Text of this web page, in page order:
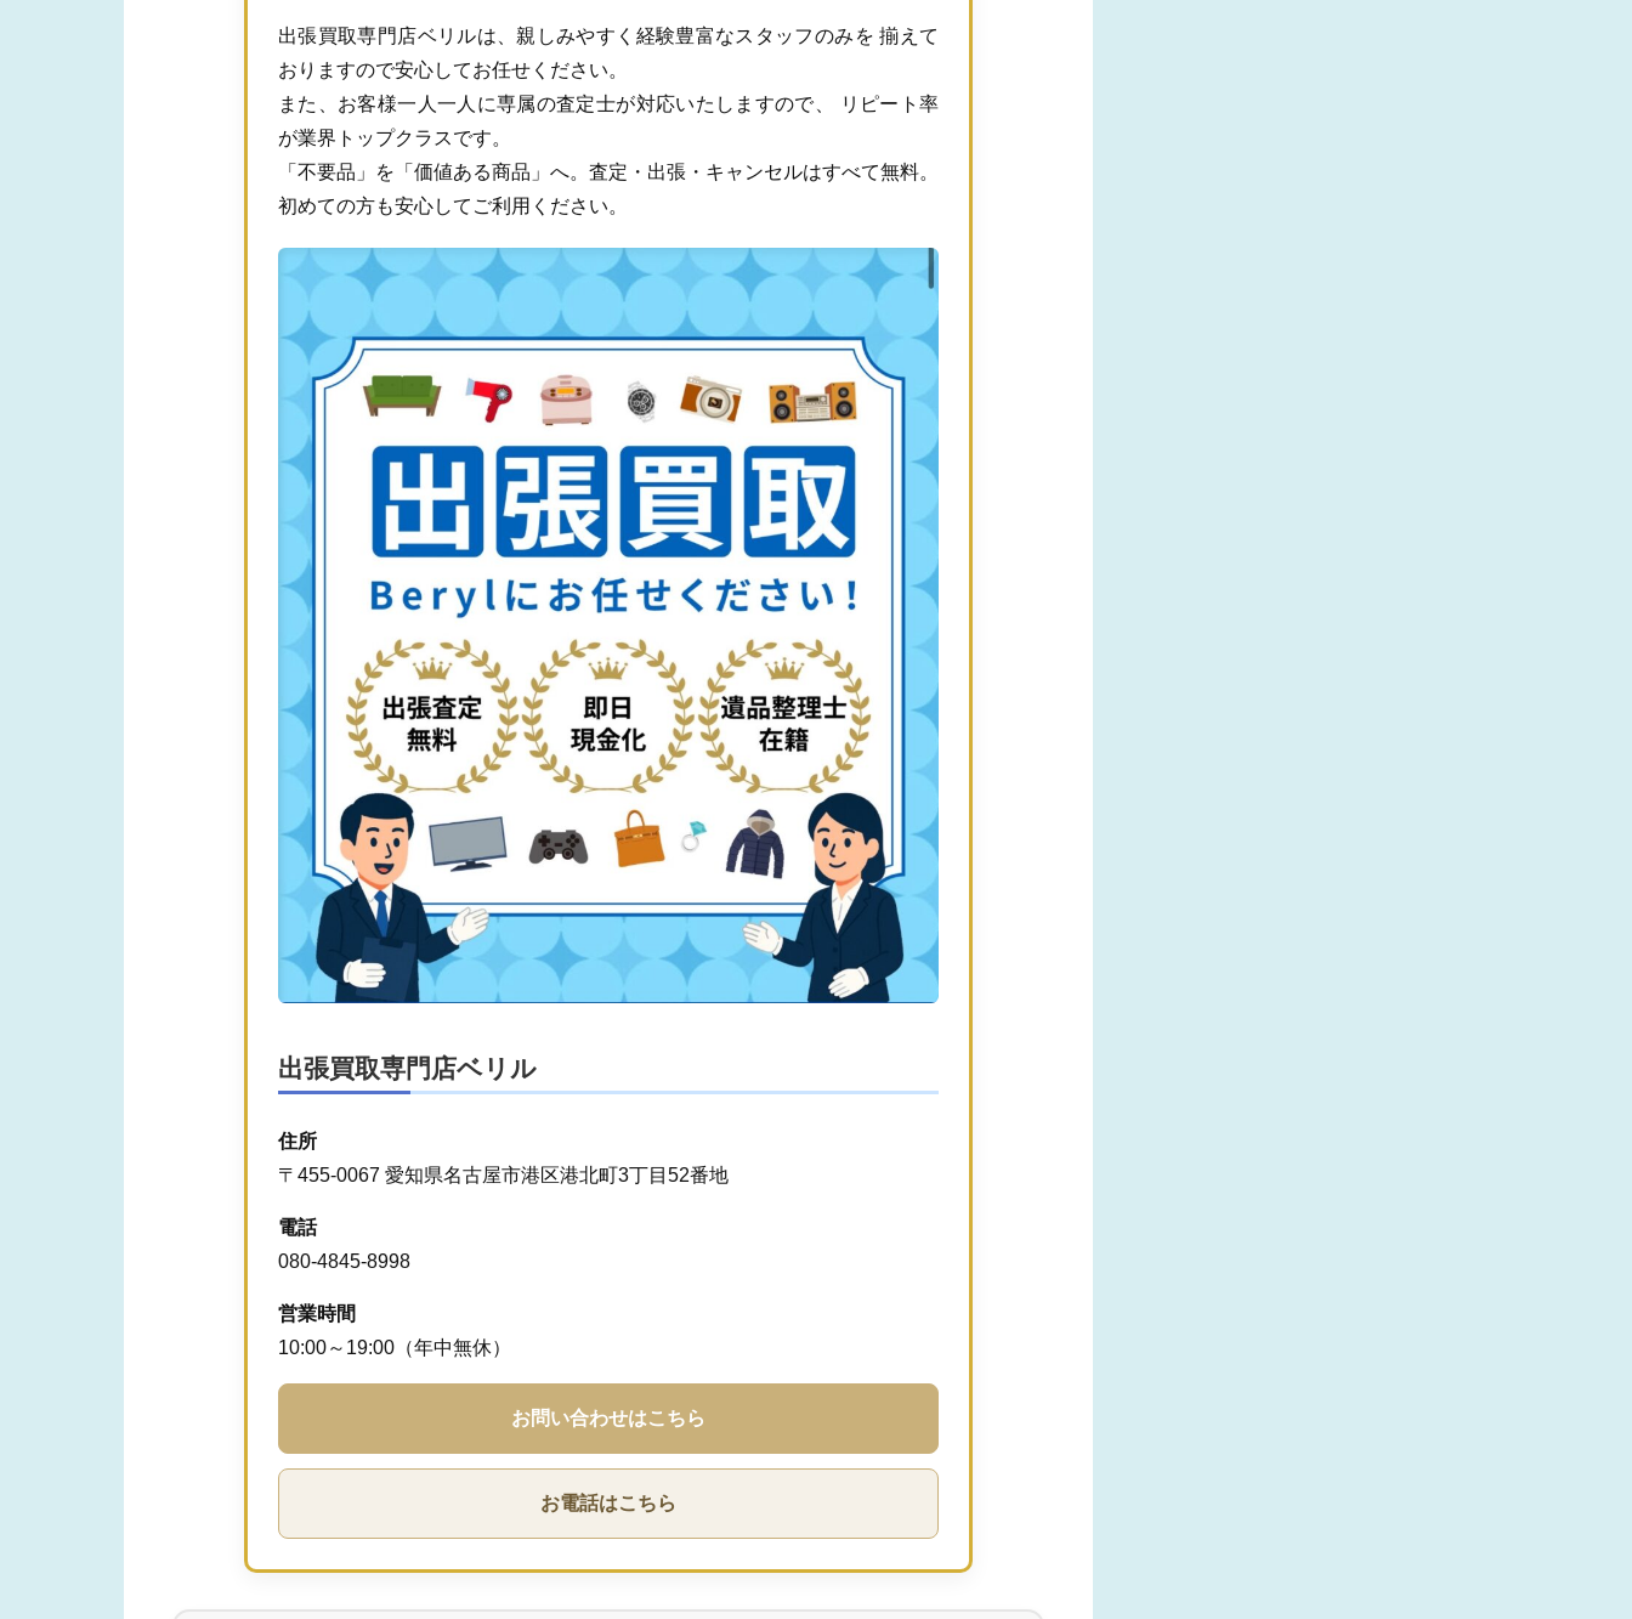
出張買取専門店ベリルは、親しみやすく経験豊富なスタッフのみを 揃えて
おりますので安心してお任せください。
また、お客様一人一人に専属の査定士が対応いたしますので、 リピート率
が業界トップクラスです。
「不要品」を「価値ある商品」へ。査定・出張・キャンセルはすべて無料。
初めての方も安心してご利用ください。
出張買取専門店ベリル
住所
〒455-0067 愛知県名古屋市港区港北町3丁目52番地
電話
080-4845-8998
営業時間
10:00～19:00（年中無休）
お問い合わせはこちら
お電話はこちら